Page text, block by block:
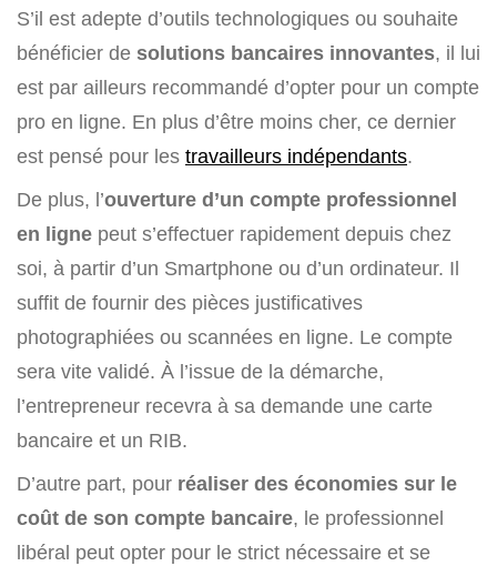
S’il est adepte d’outils technologiques ou souhaite
bénéficier de solutions bancaires innovantes, il lui
est par ailleurs recommandé d’opter pour un compte
pro en ligne. En plus d’être moins cher, ce dernier
est pensé pour les travailleurs indépendants.
De plus, l’ouverture d’un compte professionnel
en ligne peut s’effectuer rapidement depuis chez
soi, à partir d’un Smartphone ou d’un ordinateur. Il
suffit de fournir des pièces justificatives
photographiées ou scannées en ligne. Le compte
sera vite validé. À l’issue de la démarche,
l’entrepreneur recevra à sa demande une carte
bancaire et un RIB.
D’autre part, pour réaliser des économies sur le
coût de son compte bancaire, le professionnel
libéral peut opter pour le strict nécessaire et se